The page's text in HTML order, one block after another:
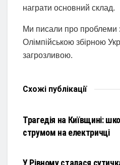
награти основний склад.
Ми писали про проблеми
Олімпійською збірною
загрозливою.
Схожі публікації
Трагедія на Київщині:
струмом на електричці
У Рівному сталася